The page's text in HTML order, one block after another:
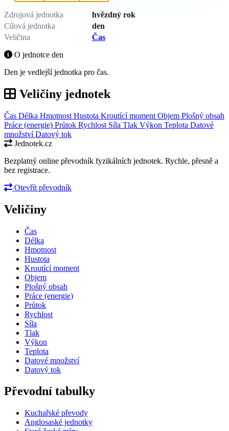
Zdrojová jednotka
hvězdný rok
Cílová jednotka
den
Veličina
Čas
O jednotce den
Den je vedlejší jednotka pro čas.
Veličiny jednotek
Čas Délka Hmotnost Hustota Kroutící moment Objem Plošný obsah
Práce (energie) Průtok Rychlost Síla Tlak Výkon Teplota Datové
množstvíDatový tok
Jednotek.cz
Bezplatný online převodník fyzikálních jednotek. Rychle, přesně a
bez registrace.
Otevřít převodník
Veličiny
Čas
Délka
Hmotnost
Hustota
Kroutící moment
Objem
Plošný obsah
Práce (energie)
Průtok
Rychlost
Síla
Tlak
Výkon
Teplota
Datové množství
Datový tok
Převodní tabulky
Kuchařské převody
Anglosaské jednotky